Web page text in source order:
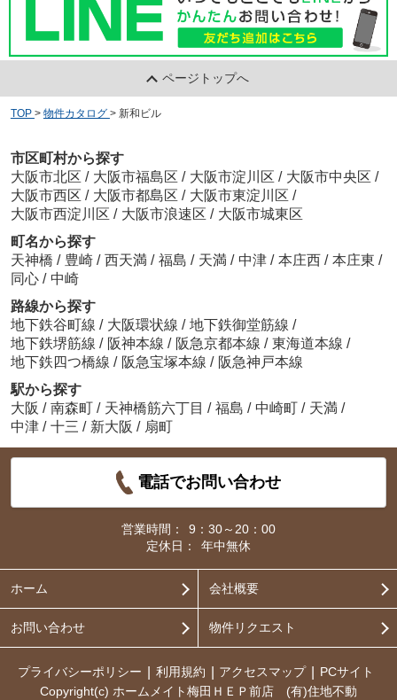
ページトップへ
TOP > 物件カタログ > 新和ビル
市区町村から探す
大阪市北区 / 大阪市福島区 / 大阪市淀川区 / 大阪市中央区 /
大阪市西区 / 大阪市都島区 / 大阪市東淀川区 /
大阪市西淀川区 / 大阪市浪速区 / 大阪市城東区
町名から探す
天神橋 / 豊崎 / 西天満 / 福島 / 天満 / 中津 / 本庄西 / 本庄東 /
同心 / 中崎
路線から探す
地下鉄谷町線 / 大阪環状線 / 地下鉄御堂筋線 /
地下鉄堺筋線 / 阪神本線 / 阪急京都本線 / 東海道本線 /
地下鉄四つ橋線 / 阪急宝塚本線 / 阪急神戸本線
駅から探す
大阪 / 南森町 / 天神橋筋六丁目 / 福島 / 中崎町 / 天満 /
中津 / 十三 / 新大阪 / 扇町
電話でお問い合わせ
営業時間：
9：30～20：00
定休日：
年中無休
ホーム 会社概要
お問い合わせ 物件リクエスト
プライバシーポリシー 利用規約 アクセスマップ
PCサイト
Copyright(c) ホームメイト梅田ＨＥＰ前店 (有)住地不動